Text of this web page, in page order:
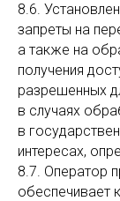
8.6.
запреты на
а также на
получения
разрешенных
в случаях
в
интересах,
8.7. Оператор
обеспечивает